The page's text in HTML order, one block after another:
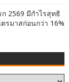
ก 2569 มีกำไรสุทธิ
รมาสก่อนกว่า 16%